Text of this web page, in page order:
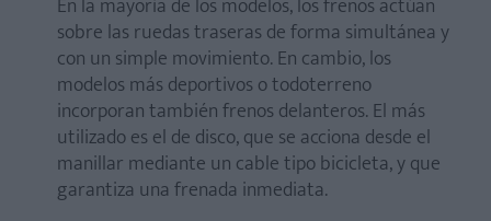
En la mayoría de los modelos, los frenos actúan
sobre las ruedas traseras de forma simultánea y
con un simple movimiento. En cambio, los
modelos más deportivos o todoterreno
incorporan también frenos delanteros. El más
utilizado es el de disco, que se acciona desde el
manillar mediante un cable tipo bicicleta, y que
garantiza una frenada inmediata.